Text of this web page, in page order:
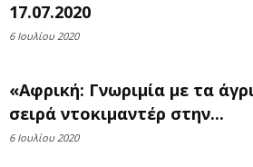
17.07.2020
6 Ιουλίου 2020
«Αφρική: Γνωριμία με τα
σειρά ντοκιμαντέρ στην...
6 Ιουλίου 2020